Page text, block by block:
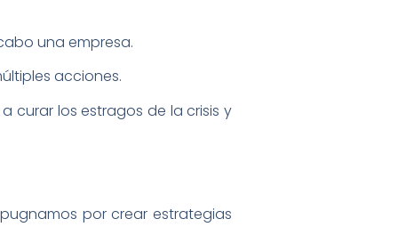
una empresa.
acciones.
curar los estragos de la crisis y
por crear estrategias